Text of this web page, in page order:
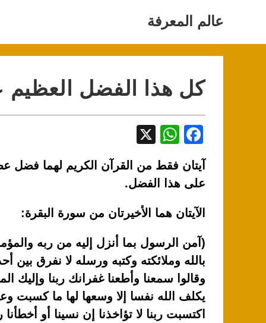
عالم المعرفة
كل هذا الفضل العظيم
F
c
e
b
o
k
W
at
s
A
p
آيتان فقط من القرآن الكريم لهما فضل
على هذا الفضل.
الآيتان هما الأخيرتان من سورة البقرة:
(آمن الرسول بما أنزل إليه من ربه
بالله وملائكته وكتبه ورسله لا نفرق بين
يكلف الله نفسا إلا وسعها لها ما كسبت
اكتسبت ربنا لا تؤاخذنا إن نسينا أو أخطأنا